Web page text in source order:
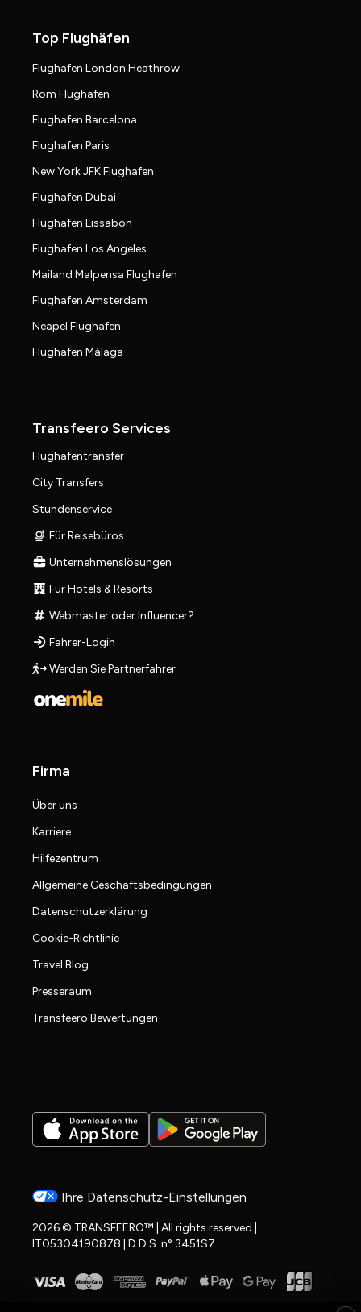
Top Flughäfen
Flughafen London Heathrow
Rom Flughafen
Flughafen Barcelona
Flughafen Paris
New York JFK Flughafen
Flughafen Dubai
Flughafen Lissabon
Flughafen Los Angeles
Mailand Malpensa Flughafen
Flughafen Amsterdam
Neapel Flughafen
Flughafen Málaga
Transfeero Services
Flughafentransfer
City Transfers
Stundenservice
Für Reisebüros
Unternehmenslösungen
Für Hotels & Resorts
Webmaster oder Influencer?
Fahrer-Login
Werden Sie Partnerfahrer
Firma
Über uns
Karriere
Hilfezentrum
Allgemeine Geschäftsbedingungen
Datenschutzerklärung
Cookie-Richtlinie
Travel Blog
Presseraum
Transfeero Bewertungen
Ihre Datenschutz-Einstellungen
2026 © TRANSFEERO™ | All rights reserved |
IT05304190878 | D.D.S. n° 3451S7